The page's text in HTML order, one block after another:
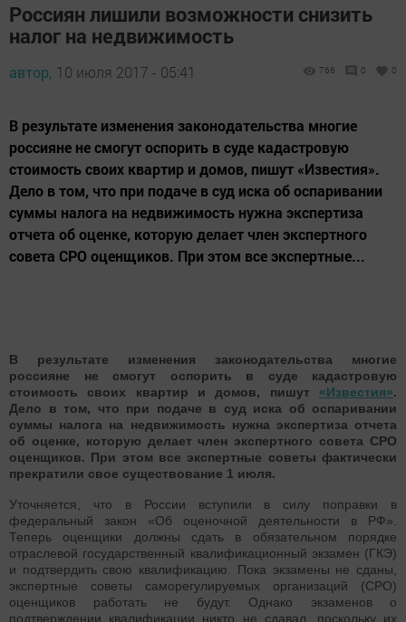
Россиян лишили возможности снизить
налог на недвижимость
автор, 10 июля 2017 - 05:41 766 0 0
В результате изменения законодательства многие
россияне не смогут оспорить в суде кадастровую
стоимость своих квартир и домов, пишут «Известия».
Дело в том, что при подаче в суд иска об оспаривании
суммы налога на недвижимость нужна экспертиза
отчета об оценке, которую делает член экспертного
совета СРО оценщиков. При этом все экспертные...
В результате изменения законодательства многие
россияне не смогут оспорить в суде кадастровую
стоимость своих квартир и домов, пишут «Известия».
Дело в том, что при подаче в суд иска об оспаривании
суммы налога на недвижимость нужна экспертиза отчета
об оценке, которую делает член экспертного совета СРО
оценщиков. При этом все экспертные советы фактически
прекратили свое существование 1 июля.
Уточняется, что в России вступили в силу поправки в
федеральный закон «Об оценочной деятельности в РФ».
Теперь оценщики должны сдать в обязательном порядке
отраслевой государственный квалификационный экзамен (ГКЭ)
и подтвердить свою квалификацию. Пока экзамены не сданы,
экспертные советы саморегулируемых организаций (СРО)
оценщиков работать не будут. Однако экзаменов о
подтверждении квалификации никто не сдавал, поскольку их